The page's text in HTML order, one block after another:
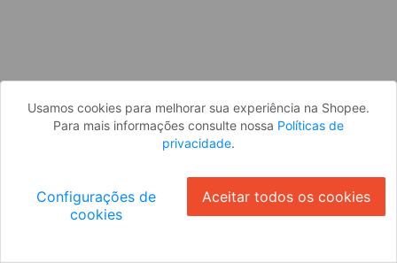
Usamos cookies para melhorar sua experiência na Shopee.
Para mais informações consulte nossa Políticas de
privacidade.
Configurações de
cookies
Aceitar todos os cookies